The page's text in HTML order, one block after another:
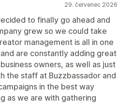
29. červenec 2026
to finally go ahead and
grew so we could take
management is all in one
are constantly adding great
owners, as well as just
the staff at Buzzbassador and
in the best way
as we are with gathering